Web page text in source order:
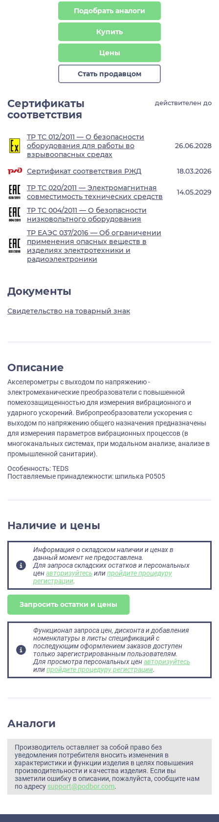
Подобрать аналоги
Купить
Цены
Стать продавцом
Сертификаты
соответствия
действителен до
ТР ТС 012/2011 — О безопасности
оборудования для работы во
взрывоопасных средах
26.06.2028
Сертификат соответствия РЖД
18.03.2026
ТР ТС 020/2011 — Электромагнитная
совместимость технических средств
14.05.2029
ТР ТС 004/2011 — О безопасности
низковольтного оборудования
ТР ЕАЭС 037/2016 — Об ограничении
применения опасных веществ в
изделиях электротехники и
радиоэлектроники
Документы
Свидетельство на товарный знак
Описание
Акселерометры с выходом по напряжению -
электромеханические преобразователи с повышенной
помехозащищенностью для измерения вибрационного и
ударного ускорений. Вибропреобразователи ускорения с
выходом по напряжению общего назначения предназначены
для измерения параметров вибрационных процессов (в
многоканальных системах, при модальном анализе, анализе в
промышленной санитарии).
Особенность: TEDS
Поставляемые принадлежности: шпилька P0505
Наличие и цены
Информация о складском наличии и ценах в
данный момент не предоставлена.
Для запроса складских остатков и персональных
ценавторизуйтесьилипройдите процедуру
регистрации.
Запросить остатки и цены
Функционал запроса цен, дисконта и добавления
номенклатуры в листы спецификаций с
последующим оформлением заказов доступен
только зарегистрированным пользователям.
Для просмотра персональных ценавторизуйтесь
илипройдите процедуру регистрации.
Аналоги
Производитель оставляет за собой право без
уведомления потребителя вносить изменения в
характеристики и функции изделия в целях повышения
производительности и качества изделия. Если вы
заметили ошибку в описании, пожалуйста, сообщите нам
по адресу support@podbor.com.